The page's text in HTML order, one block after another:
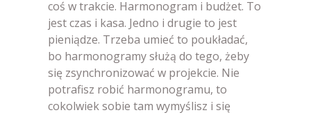
coś w trakcie. Harmonogram i budżet. To
jest czas i kasa. Jedno i drugie to jest
pieniądze. Trzeba umieć to poukładać,
bo harmonogramy służą do tego, żeby
się zsynchronizować w projekcie. Nie
potrafisz robić harmonogramu, to
cokolwiek sobie tam wymyślisz i się